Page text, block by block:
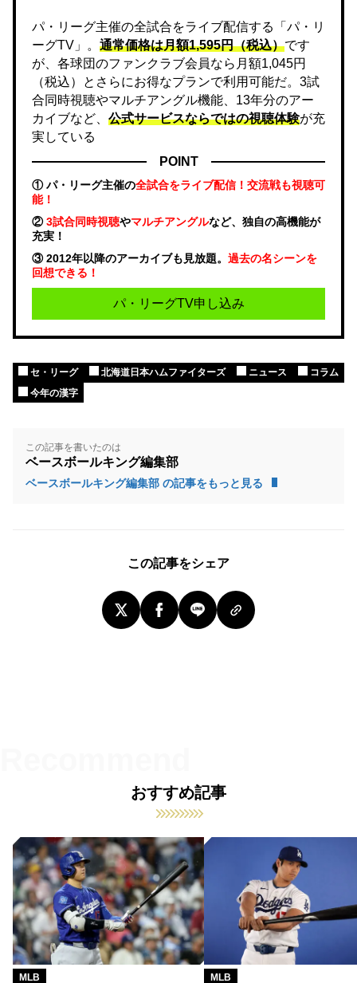
パ・リーグ主催の全試合をライブ配信する「パ・リ
ーグTV」。 通常価格は月額1,595円（税込）です
が、各球団のファンクラブ会員なら月額1,045円
（税込）とさらにお得なプランで利用可能だ。3試
合同時視聴やマルチアングル機能、13年分のアー
カイブなど、 公式サービスならではの視聴体験が充
実している
POINT
① パ・リーグ主催の全試合をライブ配信！交流戦も視聴可
能！
②3試合同時視聴やマルチアングルなど、独自の高機能が
充実！
③ 2012年以降のアーカイブも見放題。 過去の名シーンを
回想できる！
パ・リーグTV申し込み
セ・リーグ 北海道日本ハムファイターズ ニュース
コラム
今年の漢字
この記事を書いたのは
ベースボールキング編集部
ベースボールキング編集部 の記事をもっと見る
この記事をシェア
おすすめ記事
MLB MLB